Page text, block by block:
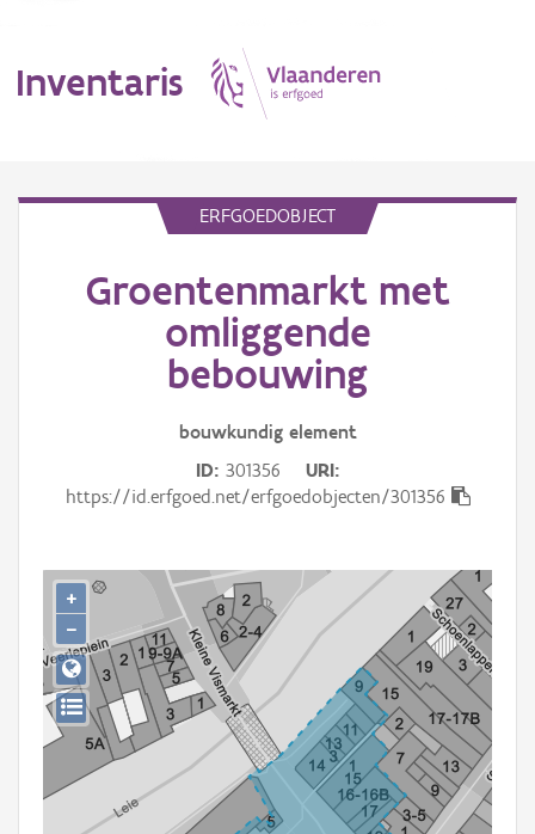
Inventaris
Erfgoedobject
Gebeurtenis
Downloads
Hergebruik
Aanmelden
ERFGOEDOBJECT
Groentenmarkt met
omliggende
bebouwing
bouwkundig element
ID 301356
URI
https://id.erfgoed.net/erfgoedobjecten/301356
+
−